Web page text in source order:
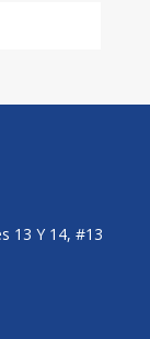
13 Y 14, #13